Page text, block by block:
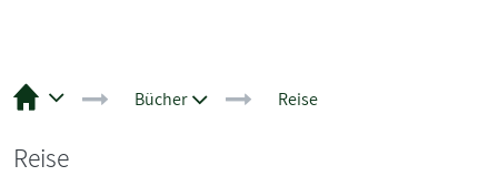
Bücher Reise
Reise